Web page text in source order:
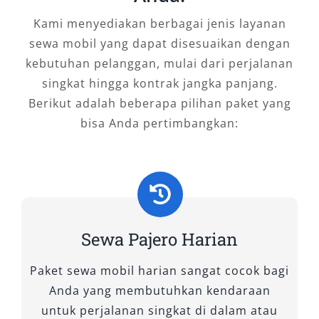
antar jemput langsung dari lokasi yang Anda
tentukan. Armada selalu dalam kondisi prima,
bersih, dan siap digunakan untuk aktivitas
personal maupun korporasi. Proses booking
rental Pajero pun kini lebih mudah melalui
reservasi online maupun kontak langsung ke
Mobilitas di Madiun
kabin, tenaga mesin yang mumpuni, tampilan
menawan, fleksibilitas sistem penggerak,
hingga efisiensi layanan—rental mobil Pajero
di Madiun merupakan solusi ideal untuk
Kami menyediakan berbagai jenis layanan
sewa mobil yang dapat disesuaikan dengan
kebutuhan pelanggan, mulai dari perjalanan
singkat hingga kontrak jangka panjang.
Berikut adalah beberapa pilihan paket yang
bisa Anda pertimbangkan:
Sewa Pajero Harian
Paket sewa mobil harian sangat cocok bagi
Anda yang membutuhkan kendaraan
untuk perjalanan singkat di dalam atau